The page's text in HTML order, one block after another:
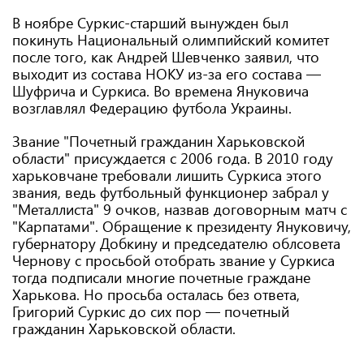
В ноябре Суркис-старший вынужден был
покинуть Национальный олимпийский комитет
после того, как Андрей Шевченко заявил, что
выходит из состава НОКУ из-за его состава —
Шуфрича и Суркиса. Во времена Януковича
возглавлял Федерацию футбола Украины.
Звание "Почетный гражданин Харьковской
области" присуждается с 2006 года. В 2010 году
харьковчане требовали лишить Суркиса этого
звания, ведь футбольный функционер забрал у
"Металлиста" 9 очков, назвав договорным матч с
"Карпатами". Обращение к президенту Януковичу,
губернатору Добкину и председателю облсовета
Чернову с просьбой отобрать звание у Суркиса
тогда подписали многие почетные граждане
Харькова. Но просьба осталась без ответа,
Григорий Суркис до сих пор — почетный
гражданин Харьковской области.